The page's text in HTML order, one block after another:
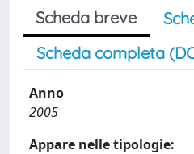
Scheda breve
Scheda completa
Anno
2005
Appare nelle tipologie: